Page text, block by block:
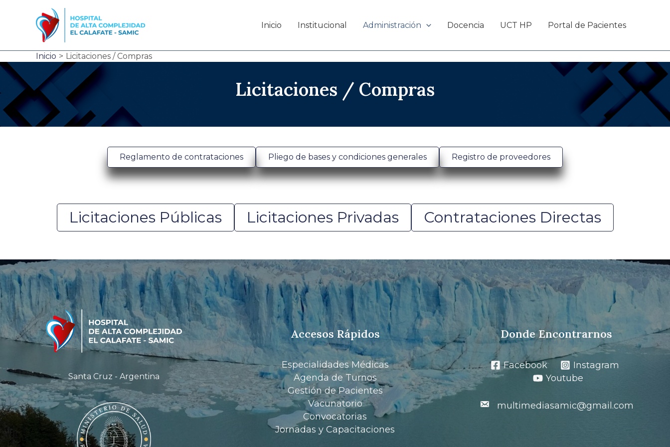
contenido
Inicio Institucional Administración Docencia UCT HP Portal de Pacientes
Inicio Licitaciones / Compras
Licitaciones / Compras
Reglamento de contrataciones Pliego de bases y condiciones generales Registro de proveedores
Licitaciones Públicas Licitaciones Privadas Contrataciones Directas
Santa Cruz - Argentina
Accesos Rápidos
Especialidades Médicas
Agenda de Turnos
Gestión de Pacientes
Vacunatorio
Convocatorias
Jornadas y Capacitaciones
Donde Encontrarnos
Facebook
Instagram
Youtube
multimediasamic@gmail.com